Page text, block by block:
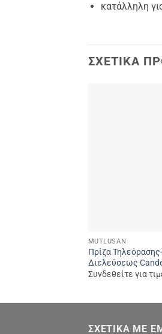
κατάλληλη
ΣΧΕΤΙΚΆ
MUTLUSAN
Πρίζα
Διελεύσεως
Συνδεθείτε για
ΣΧΕΤΙΚΆ ΜΕ